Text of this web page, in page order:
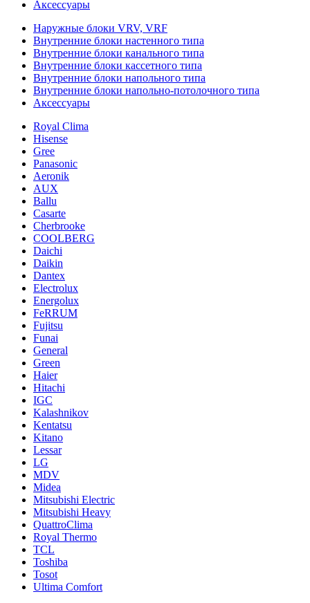
Аксессуары
Наружные блоки VRV, VRF
Внутренние блоки настенного типа
Внутренние блоки канального типа
Внутренние блоки кассетного типа
Внутренние блоки напольного типа
Внутренние блоки напольно-потолочного типа
Аксессуары
Royal Clima
Hisense
Gree
Panasonic
Aeronik
AUX
Ballu
Casarte
Cherbrooke
COOLBERG
Daichi
Daikin
Dantex
Electrolux
Energolux
FeRRUM
Fujitsu
Funai
General
Green
Haier
Hitachi
IGC
Kalashnikov
Kentatsu
Kitano
Lessar
LG
MDV
Midea
Mitsubishi Electric
Mitsubishi Heavy
QuattroClima
Royal Thermo
TCL
Toshiba
Tosot
Ultima Comfort